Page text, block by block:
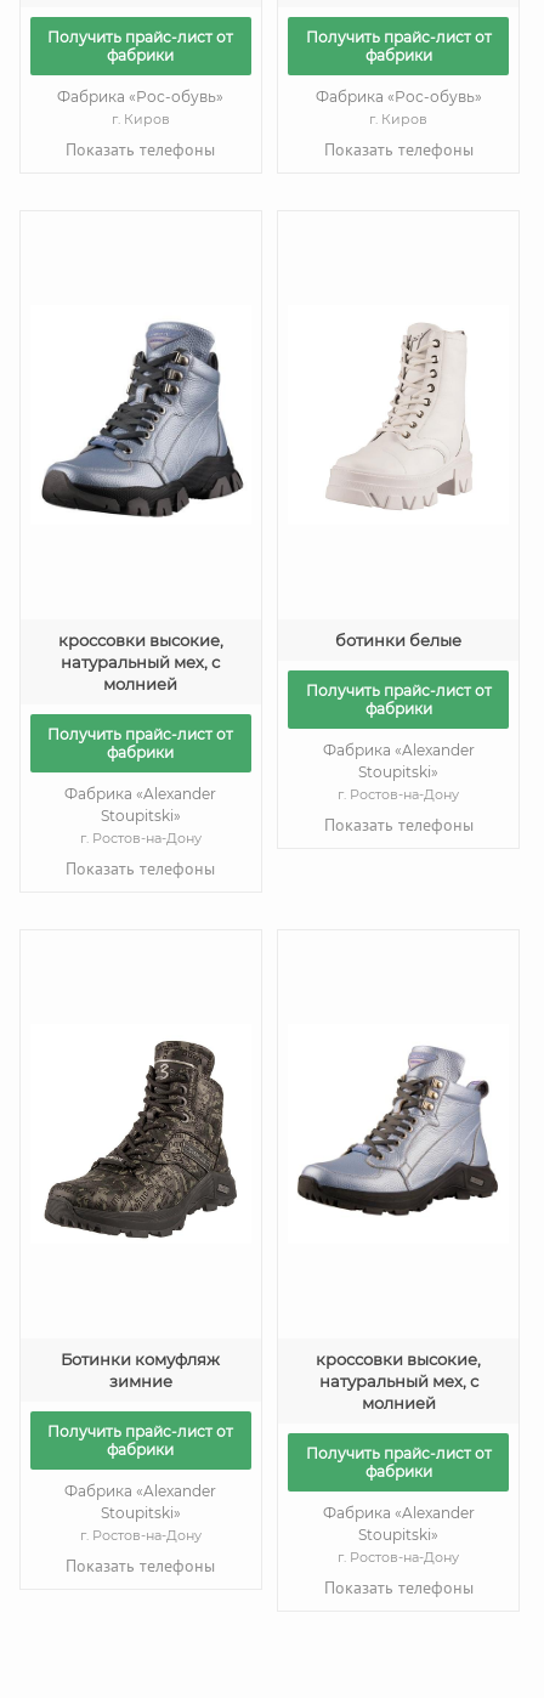
Получить прайс-лист от
фабрики
Фабрика «Рос-обувь»
г. Киров
Показать телефоны
Получить прайс-лист от
фабрики
Фабрика «Рос-обувь»
г. Киров
Показать телефоны
кроссовки высокие,
натуральный мех, с
молнией
Получить прайс-лист от
фабрики
Фабрика «Alexander
Stoupitski»
г. Ростов-на-Дону
Показать телефоны
ботинки белые
Получить прайс-лист от
фабрики
Фабрика «Alexander
Stoupitski»
г. Ростов-на-Дону
Показать телефоны
Ботинки комуфляж
зимние
Получить прайс-лист от
фабрики
Фабрика «Alexander
Stoupitski»
г. Ростов-на-Дону
Показать телефоны
кроссовки высокие,
натуральный мех, с
молнией
Получить прайс-лист от
фабрики
Фабрика «Alexander
Stoupitski»
г. Ростов-на-Дону
Показать телефоны